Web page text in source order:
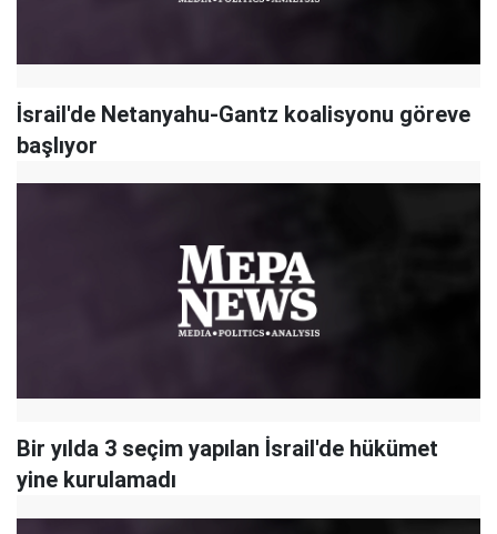
İsrail'de Netanyahu-Gantz koalisyonu göreve
başlıyor
Bir yılda 3 seçim yapılan İsrail'de hükümet
yine kurulamadı